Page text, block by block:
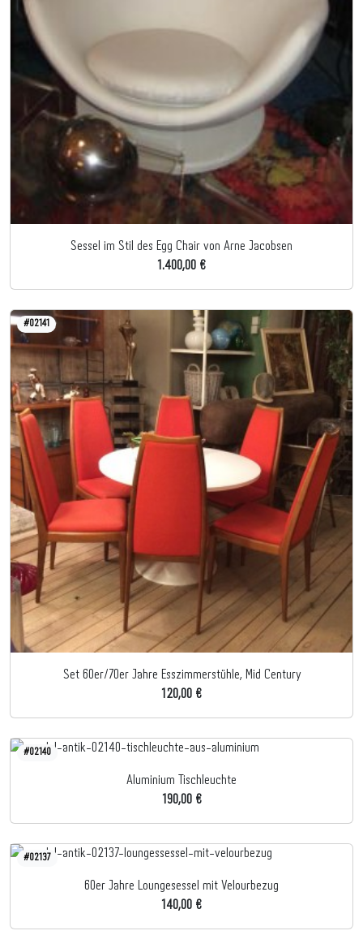
Sessel im Stil des Egg Chair von Arne Jacobsen
1.400,00 €
#02141
Set 60er/70er Jahre Esszimmerstühle, Mid Century
120,00 €
#02140
Aluminium Tischleuchte
190,00 €
#02137
60er Jahre Loungesessel mit Velourbezug
140,00 €